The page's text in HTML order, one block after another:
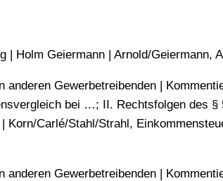
Holm Geiermann | Arnold/​​Geiermann,
Gewerbetreibenden |
bei …; II. Rechtsfolgen des
​Carlé/​Stahl/​Strahl,
Gewerbetreibenden |